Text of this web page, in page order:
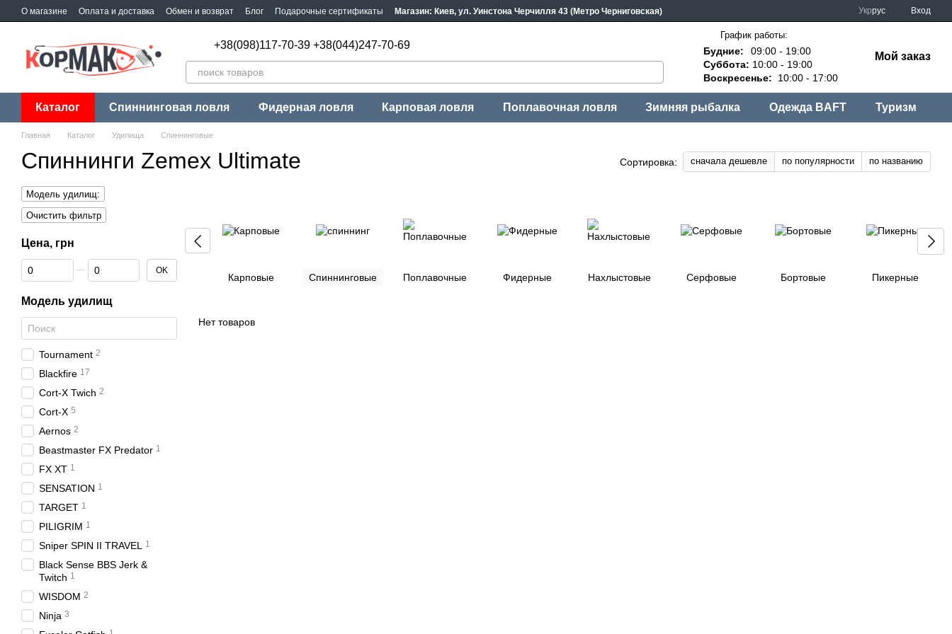
Перейти к основному контенту
О магазине Оплата и доставка Обмен и возврат Блог Подарочные сертификаты Магазин: Киев, ул. Уинстона Черчилля 43 (Метро Черниговская) Укррус Вход
+38(098)117-70-39 +38(044)247-70-69
График работы:
Будние:
09:00 - 19:00
Суббота: 10:00 - 19:00
Воскресенье:
10:00 - 17:00
Мой заказ
Каталог Спиннинговая ловля Фидерная ловля Карповая ловля Поплавочная ловля Зимняя рыбалка Одежда BAFT Туризм
Главная Каталог Удилища Спиннинговые
Спиннинги Zemex Ultimate Сортировка: сначала дешевле по популярности по названию
Карповые Спиннинговые Поплавочные Фидерные Нахлыстовые Серфовые Бортовые Пикерные
Нет товаров
Модель удилищ:
Очистить фильтр
Цена, грн
От Цена, грн
До Цена, грн OK
Модель удилищ
Tournament 2
Blackfire 17
Cort-X Twich 2
Cort-X 5
Aernos 2
Beastmaster FX Predator 1
FX XT 1
SENSATION 1
TARGET 1
PILIGRIM 1
Sniper SPIN II TRAVEL 1
Black Sense BBS Jerk &
Twitch 1
WISDOM 2
Ninja 3